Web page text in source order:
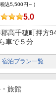
込5,500円～）
5.0
高千穂町押方
車で５分
宿泊プラン一覧
旅館